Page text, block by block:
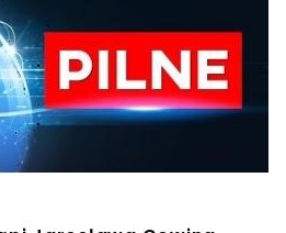
z naszą redakcją wprost